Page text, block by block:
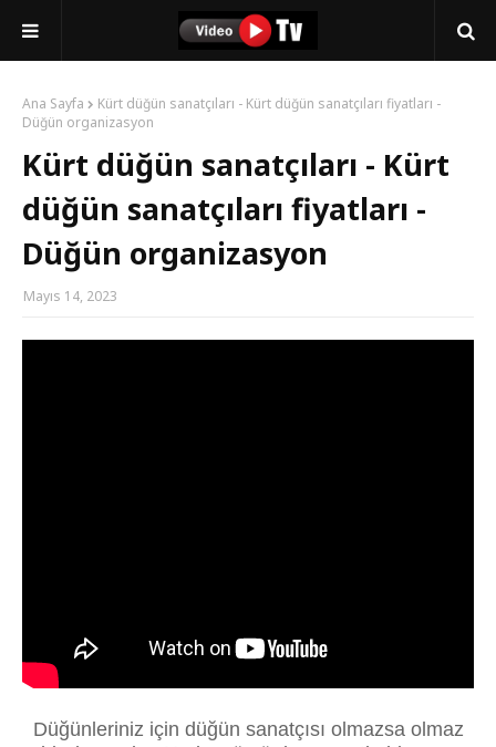
Ana Sayfa
Kürt düğün sanatçıları - Kürt düğün sanatçıları fiyatları -
Düğün organizasyon
Kürt düğün sanatçıları - Kürt
düğün sanatçıları fiyatları -
Düğün organizasyon
Mayıs 14, 2023
Düğünleriniz için düğün sanatçısı olmazsa olmaz